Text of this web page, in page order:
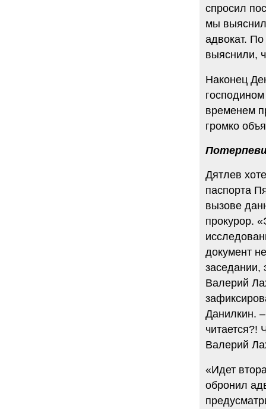
спросил
мы
адвокат.
выяснили,
Наконец
временем
громко
Дятлев
паспорта
вызове
прокурор.
документ
заседании,
Валерий
Данилкин.
читается?!
Валерий
«Идет
обронил